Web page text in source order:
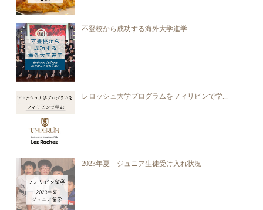
不登校から成功する海外大学進学
レロッシュ大学プログラムをフィリピンで学...
2023年夏 ジュニア生徒受け入れ状況